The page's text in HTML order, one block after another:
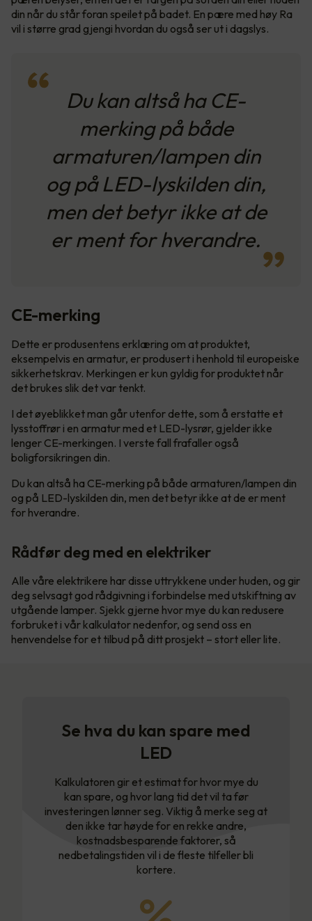
din når du står foran speilet på badet. En pære med høy Ra
vil i større grad gjengi hvordan du også ser ut i dagslys.
Du kan altså ha CE-
merking på både
armaturen/lampen din
og på LED-lyskilden din,
men det betyr ikke at de
er ment for hverandre.
CE-merking
Dette er produsentens erklæring om at produktet,
eksempelvis en armatur, er produsert i henhold til europeiske
sikkerhetskrav. Merkingen er kun gyldig for produktet når
det brukes slik det var tenkt.
I det øyeblikket man går utenfor dette, som å erstatte et
lysstoffrør i en armatur med et LED-lysrør, gjelder ikke
lenger CE-merkingen. I verste fall frafaller også
boligforsikringen din.
Du kan altså ha CE-merking på både armaturen/lampen din
og på LED-lyskilden din, men det betyr ikke at de er ment
for hverandre.
Rådfør deg med en elektriker
Alle våre elektrikere har disse uttrykkene under huden, og gir
deg selvsagt god rådgivning i forbindelse med utskiftning av
utgående lamper. Sjekk gjerne hvor mye du kan redusere
forbruket i vår kalkulator nedenfor, og send oss en
henvendelse for et tilbud på ditt prosjekt – stort eller lite.
Se hva du kan spare med
LED
Kalkulatoren gir et estimat for hvor mye du
kan spare, og hvor lang tid det vil ta før
investeringen lønner seg. Viktig å merke seg at
den ikke tar høyde for en rekke andre,
kostnadsbesparende faktorer, så
nedbetalingstiden vil i de fleste tilfeller bli
kortere.